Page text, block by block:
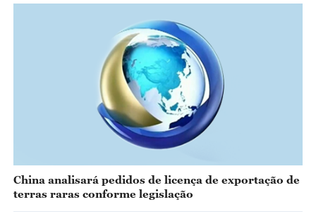
China analisará pedidos de licença de exportação de
terras raras conforme legislação